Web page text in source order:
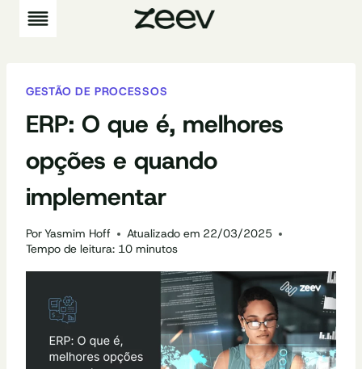
Pular
para
GESTÃO DE PROCESSOS
ERP: O que é, melhores
opções e quando
implementar
PorYasmim Hoff Atualizado em 22/03/2025
Tempo de leitura: 10 minutos